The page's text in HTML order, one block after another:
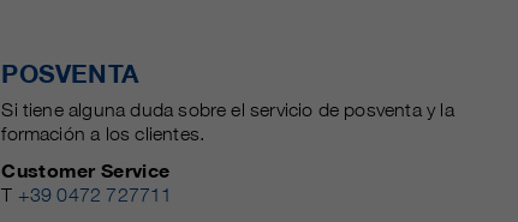
POSVENTA
Si tiene alguna duda sobre el servicio de posventa y la
formación a los clientes.
Customer Service
T +39 0472 727711